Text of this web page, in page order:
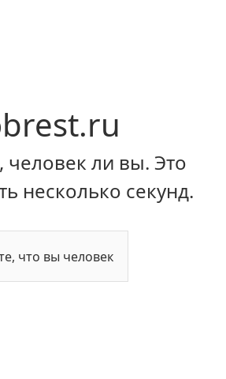
ли вы. Это
несколько секунд.
что вы человек